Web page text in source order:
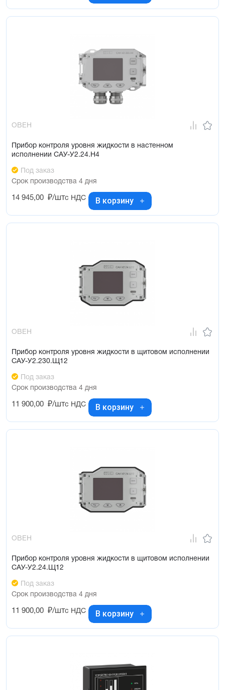
ОВЕН
Прибор контроля уровня жидкости в настенном
исполнении САУ-У2.24.Н4
Под заказ
Срок производства 4 дня
14 945,00 ₽/штс НДС В корзину
ОВЕН
Прибор контроля уровня жидкости в щитовом исполнении
САУ-У2.230.Щ12
Под заказ
Срок производства 4 дня
11 900,00 ₽/штс НДС В корзину
ОВЕН
Прибор контроля уровня жидкости в щитовом исполнении
САУ-У2.24.Щ12
Под заказ
Срок производства 4 дня
11 900,00 ₽/штс НДС В корзину